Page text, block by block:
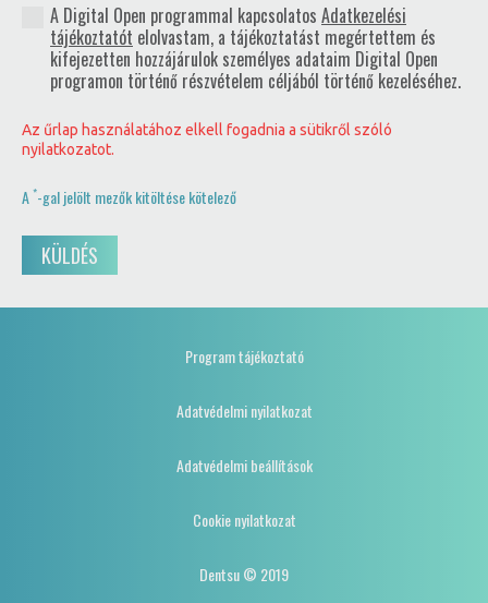
A Digital Open programmal kapcsolatos Adatkezelési
tájékoztatót elolvastam, a tájékoztatást megértettem és
kifejezetten hozzájárulok személyes adataim Digital Open
programon történő részvételem céljából történő kezeléséhez.
Az űrlap használatához elkell fogadnia a sütikről szóló
nyilatkozatot.
A*-gal jelölt mezők kitöltése kötelező
KÜLDÉS
Program tájékoztató
Adatvédelmi nyilatkozat
Adatvédelmi beállítások
Cookie nyilatkozat
Dentsu © 2019